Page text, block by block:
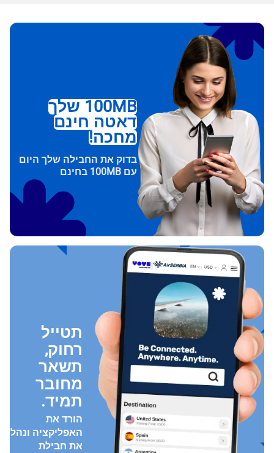
100MB שלך
דאטה חינם
מחכה!
בדוק את החבילה שלך היום
עם 100MB בחינם
תטייל
רחוק,
תשאר
מחובר
תמיד.
הורד את
האפליקציה ונהל
את חבילת